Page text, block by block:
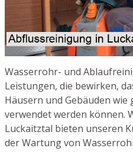
Wasserrohr- und
Leistungen, die bewirken,
Häusern und Gebäuden
verwendet werden können.
Luckaitztal bieten unseren
der Wartung von